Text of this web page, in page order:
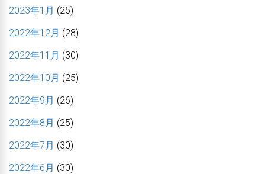
2023年1月 (25)
2022年12月 (28)
2022年11月 (30)
2022年10月 (25)
2022年9月 (26)
2022年8月 (25)
2022年7月 (30)
2022年6月 (30)